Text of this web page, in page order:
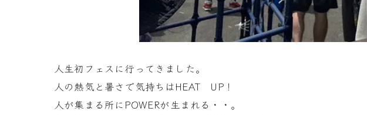
人生初フェスに行ってきました。
人の熱気と暑さで気持ちはHEAT UP！
人が集まる所にPOWERが生まれる・・。